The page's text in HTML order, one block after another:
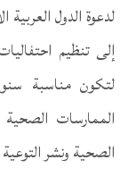
لدعوة الدول
إلى تنظيم
الممارسات الصحية
الصحية ونشر